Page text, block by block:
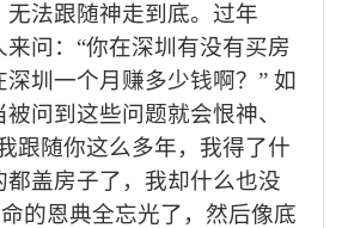
无法跟随神走到底。过年
问：“你在深圳有没有买房
圳一个月赚多少钱啊？” 如
问到这些问题就会恨神、
跟随你这么多年，我得了什
都盖房子了，我却什么也没
的恩典全忘光了，然后像底